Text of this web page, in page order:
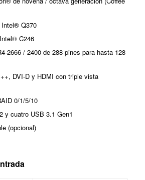
Q370
C246
2666 / 2400 de 288 pines para hasta 128
DVI-D y HDMI con triple vista
0/1/5/10
y cuatro USB 3.1 Gen1
(opcional)